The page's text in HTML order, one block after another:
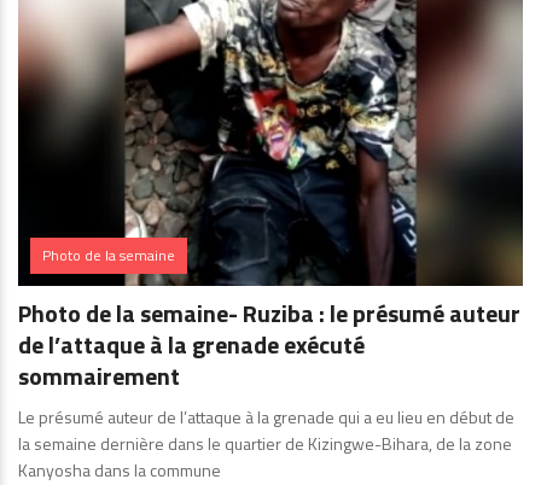
Photo de la semaine
Photo de la semaine- Ruziba : le présumé auteur
de l’attaque à la grenade exécuté
sommairement
Le présumé auteur de l’attaque à la grenade qui a eu lieu en début de
la semaine dernière dans le quartier de Kizingwe-Bihara, de la zone
Kanyosha dans la commune